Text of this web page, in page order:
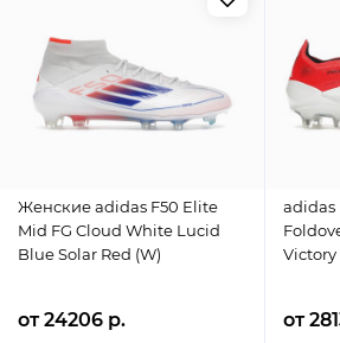
Женские adidas F50 Elite
Mid FG Cloud White Lucid
Blue Solar Red (W)
от 24206 р.
adidas
Victory
от